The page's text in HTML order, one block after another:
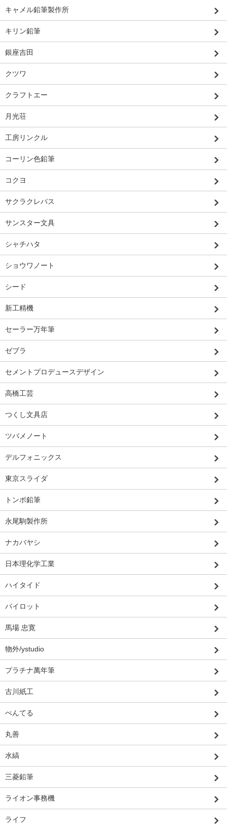
キャメル鉛筆製作所
キリン鉛筆
銀座吉田
クツワ
クラフトエー
月光荘
工房リンクル
コーリン色鉛筆
コクヨ
サクラクレパス
サンスター文具
シャチハタ
ショウワノート
シード
新工精機
セーラー万年筆
ゼブラ
セメントプロデュースデザイン
高橋工芸
つくし文具店
ツバメノート
デルフォニックス
東京スライダ
トンボ鉛筆
永尾駒製作所
ナカバヤシ
日本理化学工業
ハイタイド
パイロット
馬場 忠寛
物外/ystudio
プラチナ萬年筆
古川紙工
ぺんてる
丸善
水縞
三菱鉛筆
ライオン事務機
ライフ